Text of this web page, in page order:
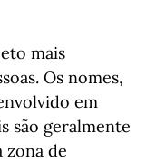
mais
Os nomes,
em
são geralmente
zona de